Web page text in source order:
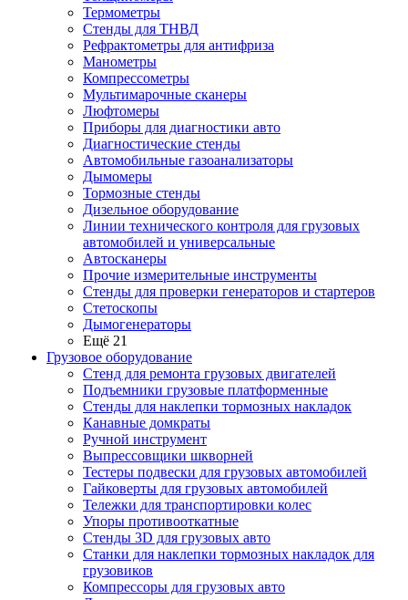
Термометры
Стенды для ТНВД
Рефрактометры для антифриза
Манометры
Компрессометры
Мультимарочные сканеры
Люфтомеры
Приборы для диагностики авто
Диагностические стенды
Автомобильные газоанализаторы
Дымомеры
Тормозные стенды
Дизельное оборудование
Линии технического контроля для грузовых
автомобилей и универсальные
Автосканеры
Прочие измерительные инструменты
Стенды для проверки генераторов и стартеров
Стетоскопы
Дымогенераторы
Ещё 21
Грузовое оборудование
Стенд для ремонта грузовых двигателей
Подъемники грузовые платформенные
Стенды для наклепки тормозных накладок
Канавные домкраты
Ручной инструмент
Выпрессовщики шкворней
Тестеры подвески для грузовых автомобилей
Гайковерты для грузовых автомобилей
Тележки для транспортировки колес
Упоры противооткатные
Стенды 3D для грузовых авто
Станки для наклепки тормозных накладок для
грузовиков
Компрессоры для грузовых авто